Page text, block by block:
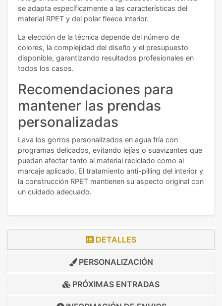
se adapta específicamente a las características del
material RPET y del polar fleece interior.
La elección de la técnica depende del número de
colores, la complejidad del diseño y el presupuesto
disponible, garantizando resultados profesionales en
todos los casos.
Recomendaciones para
mantener las prendas
personalizadas
Lava los gorros personalizados en agua fría con
programas delicados, evitando lejías o suavizantes que
puedan afectar tanto al material reciclado como al
marcaje aplicado. El tratamiento anti-pilling del interior y
la construcción RPET mantienen su aspecto original con
un cuidado adecuado.
DETALLES
PERSONALIZACIÓN
PRÓXIMAS ENTRADAS